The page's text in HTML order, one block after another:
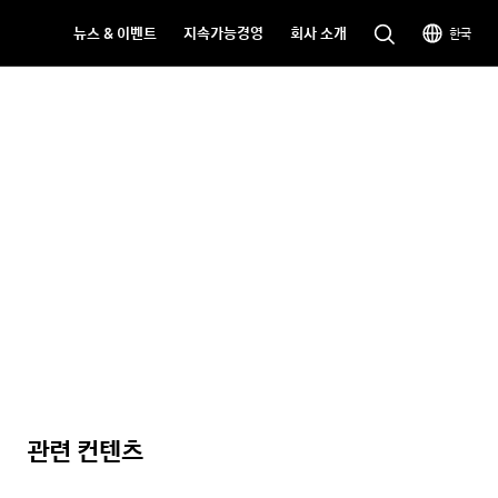
뉴스 & 이벤트 지속가능경영 회사 소개 한국
관련 컨텐츠